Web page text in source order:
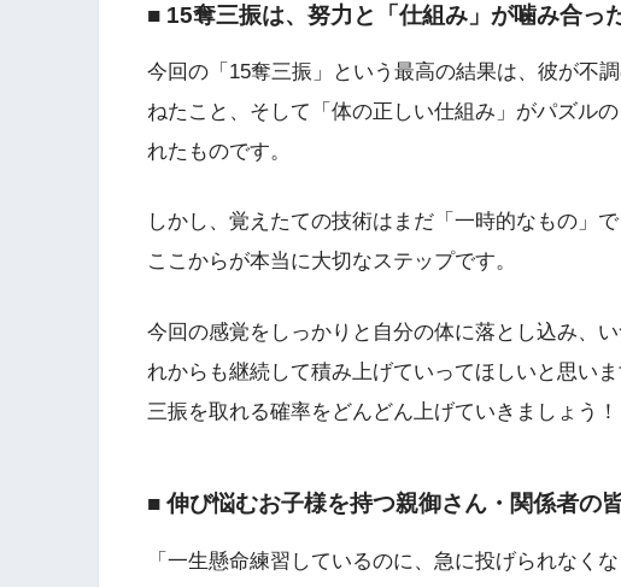
■ 15奪三振は、努力と「仕組み」が噛み合っ
今回の「15奪三振」という最高の結果は、彼が不
ねたこと、そして「体の正しい仕組み」がパズル
れたものです。
しかし、覚えたての技術はまだ「一時的なもの」で
ここからが本当に大切なステップです。
今回の感覚をしっかりと自分の体に落とし込み、
れからも継続して積み上げていってほしいと思い
三振を取れる確率をどんどん上げていきましょう！
■ 伸び悩むお子様を持つ親御さん・関係者の
「一生懸命練習しているのに、急に投げられなくな